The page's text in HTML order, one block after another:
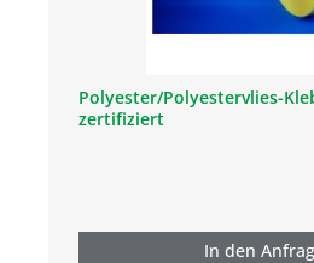
Polyester/Polyestervlies-
zertifiziert
In den